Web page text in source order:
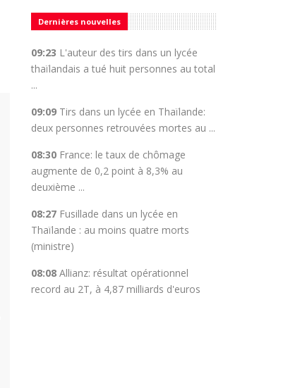
Dernières nouvelles
09:23 L'auteur des tirs dans un lycée
thaïlandais a tué huit personnes au total
...
09:09 Tirs dans un lycée en Thaïlande:
deux personnes retrouvées mortes au ...
08:30 France: le taux de chômage
augmente de 0,2 point à 8,3% au
deuxième ...
08:27 Fusillade dans un lycée en
Thaïlande : au moins quatre morts
(ministre)
08:08 Allianz: résultat opérationnel
record au 2T, à 4,87 milliards d'euros